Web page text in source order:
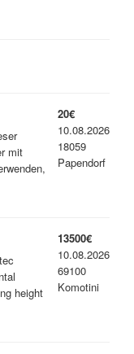
mit
20€
10.08.2026
18059
Papendorf
height
13500€
10.08.2026
69100
Komotini